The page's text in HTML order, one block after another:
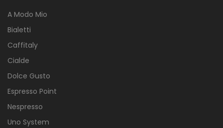
A Modo Mio
Bialetti
Caffitaly
Cialde
Dolce Gusto
Espresso Point
Nespresso
Uno System